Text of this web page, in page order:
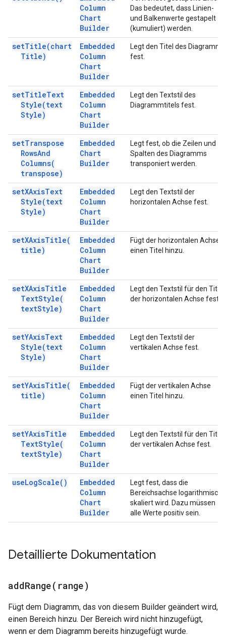
Column
Chart
Builder
Das bedeutet, dass Linien-
und Balkenwerte gestapelt
(kumuliert) werden.
setTitle(chart
Title)
Embedded
Column
Chart
Builder
Legt den Titel des Diagramms
fest.
setTitleText
Style(text
Style)
Embedded
Column
Chart
Builder
Legt den Textstil des
Diagrammtitels fest.
setTranspose
RowsAnd
Columns(
transpose)
Embedded
Chart
Builder
Legt fest, ob die Zeilen und
Spalten des Diagramms
transponiert werden.
setXAxisText
Style(text
Style)
Embedded
Column
Chart
Builder
Legt den Textstil der
horizontalen Achse fest.
setXAxisTitle(
title)
Embedded
Column
Chart
Builder
Fügt der horizontalen Achse
einen Titel hinzu.
setXAxisTitle
TextStyle(
textStyle)
Embedded
Column
Chart
Builder
Legt den Textstil für den Titel
der horizontalen Achse fest.
setYAxisText
Style(text
Style)
Embedded
Column
Chart
Builder
Legt den Textstil der
vertikalen Achse fest.
setYAxisTitle(
title)
Embedded
Column
Chart
Builder
Fügt der vertikalen Achse
einen Titel hinzu.
setYAxisTitle
TextStyle(
textStyle)
Embedded
Column
Chart
Builder
Legt den Textstil für den Titel
der vertikalen Achse fest.
useLogScale( )
Embedded
Column
Chart
Builder
Legt fest, dass die
Bereichsachse logarithmisch
skaliert wird. Dazu müssen
alle Werte positiv sein.
Detaillierte Dokumentation
addRange( range)
Fügt dem Diagramm, das von diesem Builder geändert wird,
einen Bereich hinzu. Der Bereich wird nicht hinzugefügt,
wenn er dem Diagramm bereits hinzugefügt wurde.